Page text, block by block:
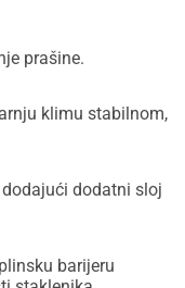
prašine.
klimu stabilnom,
dodajući dodatni sloj
barijeru